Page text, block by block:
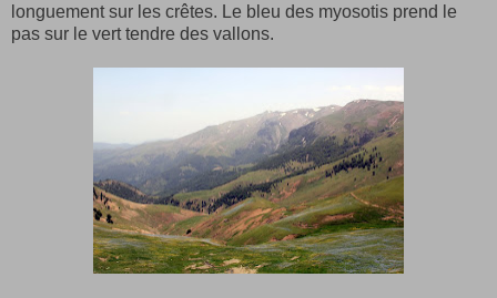
longuement sur les crêtes. Le bleu des myosotis prend le
pas sur le vert tendre des vallons.